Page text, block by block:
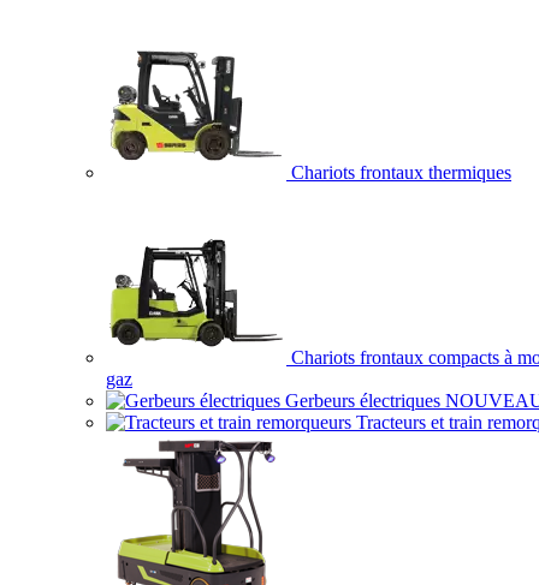
Chariots frontaux thermiques
Chariots frontaux compacts à
gaz
Gerbeurs électriques
Tracteurs et train